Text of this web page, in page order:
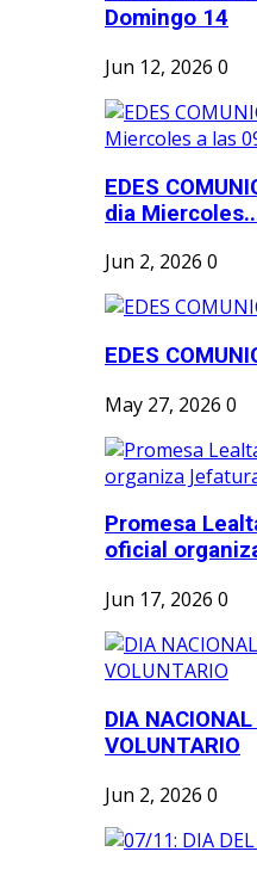
Domingo 14
Jun 12, 2026 0
EDES
dia
Jun 2, 2026 0
EDES
May 27, 2026 0
Promesa
oficial
Jun 17, 2026 0
DIA
VOLUNTARIO
Jun 2, 2026 0